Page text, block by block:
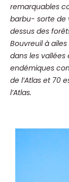
remarquables
barbu- sorte de
dessus des
Bouvreuil à
dans les
endémiques
de l’Atlas et 70
l’Atlas.